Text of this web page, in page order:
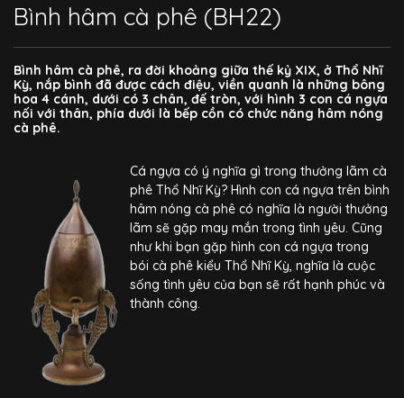
Bình hâm cà phê (BH22)
Bình hâm cà phê, ra đời khoảng giữa thế kỷ XIX, ở Thổ Nhĩ
Kỳ, nắp bình đã được cách điệu, viền quanh là những bông
hoa 4 cánh, dưới có 3 chân, đế tròn, với hình 3 con cá ngựa
nối với thân, phía dưới là bếp cồn có chức năng hâm nóng
cà phê.
Cá ngựa có ý nghĩa gì trong thưởng lãm cà
phê Thổ Nhĩ Kỳ? Hình con cá ngựa trên bình
hâm nóng cà phê có nghĩa là người thưởng
lãm sẽ gặp may mắn trong tình yêu. Cũng
như khi bạn gặp hình con cá ngựa trong
bói cà phê kiểu Thổ Nhĩ Kỳ, nghĩa là cuộc
sống tình yêu của bạn sẽ rất hạnh phúc và
thành công.